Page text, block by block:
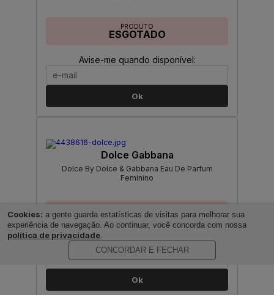
PRODUTO
ESGOTADO
Avise-me quando disponível:
Ok
Dolce Gabbana
Dolce By Dolce & Gabbana Eau De Parfum
Feminino
PRODUTO
ESGOTADO
Avise-me quando disponível:
Ok
Cookies: a gente guarda estatísticas de visitas para melhorar sua
experiência de navegação. Ao continuar, você concorda com nossa
política de privacidade.
CONCORDAR E FECHAR